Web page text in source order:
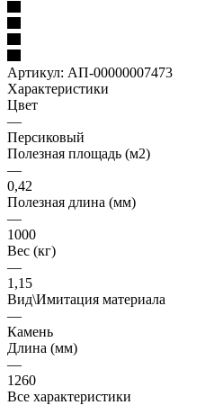
Артикул: АП-00000007473
Характеристики
Цвет
—
Персиковый
Полезная площадь (м2)
—
0,42
Полезная длина (мм)
—
1000
Вес (кг)
—
1,15
Вид\Имитация материала
—
Камень
Длина (мм)
—
1260
Все характеристики